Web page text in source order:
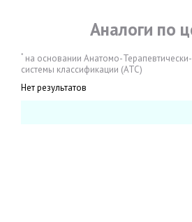
Аналоги по
* на основании Анатомо-
системы классификации (АТС)
Нет результатов